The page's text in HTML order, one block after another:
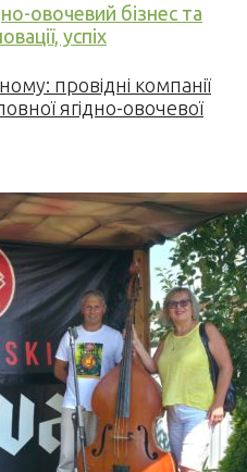
овочевий бізнес та
успіх
провідні компанії
ягідно-овочевої